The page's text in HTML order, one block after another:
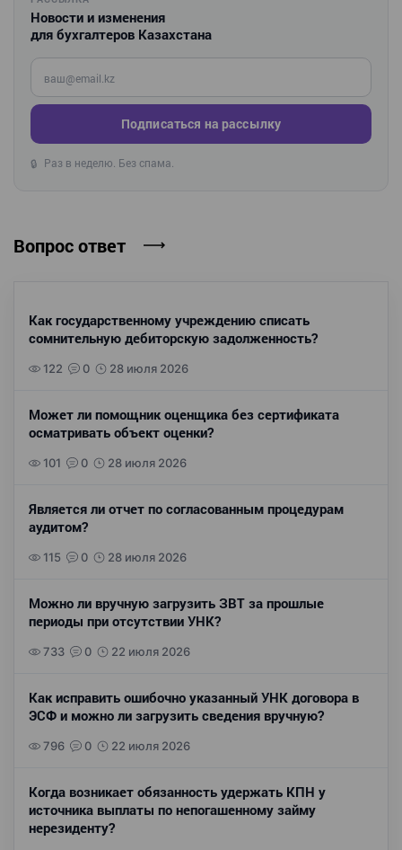
Новости и изменения
для бухгалтеров Казахстана
Введите ваш e-mail
Подписаться на рассылку
🔒 Раз в неделю. Без спама.
Вопрос ответ
Как государственному учреждению списать
сомнительную дебиторскую задолженность?
122 0 28 июля 2026
Может ли помощник оценщика без сертификата
осматривать объект оценки?
101 0 28 июля 2026
Является ли отчет по согласованным процедурам
аудитом?
115 0 28 июля 2026
Можно ли вручную загрузить ЗВТ за прошлые
периоды при отсутствии УНК?
733 0 22 июля 2026
Как исправить ошибочно указанный УНК договора в
ЭСФ и можно ли загрузить сведения вручную?
796 0 22 июля 2026
Когда возникает обязанность удержать КПН у
источника выплаты по непогашенному займу
нерезиденту?